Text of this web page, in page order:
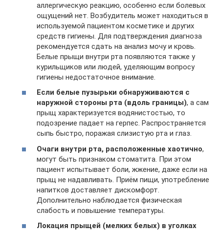
аллергическую реакцию, особенно если болевых
ощущений нет. Возбудитель может находиться в
используемой пациентом косметике и других
средств гигиены. Для подтверждения диагноза
рекомендуется сдать на анализ мочу и кровь.
Белые прыщи внутри рта появляются также у
курильщиков или людей, уделяющим вопросу
гигиены недостаточное внимание.
Если белые пузырьки обнаруживаются с
наружной стороны рта (вдоль границы), а сам
прыщ характеризуется водянистостью, то
подозрение падает на герпес. Распространяется
сыпь быстро, поражая слизистую рта и глаз.
Очаги внутри рта, расположенные хаотично,
могут быть признаком стоматита. При этом
пациент испытывает боли, жжение, даже если на
прыщ не надавливать. Приём пищи, употребление
напитков доставляет дискомфорт.
Дополнительно наблюдается физическая
слабость и повышение температуры.
Локация прыщей (мелких белых) в уголках